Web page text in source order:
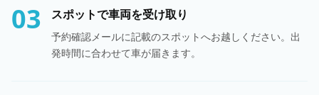
03 スポットで車両を受け取り
予約確認メールに記載のスポットへお越しください。出
発時間に合わせて車が届きます。